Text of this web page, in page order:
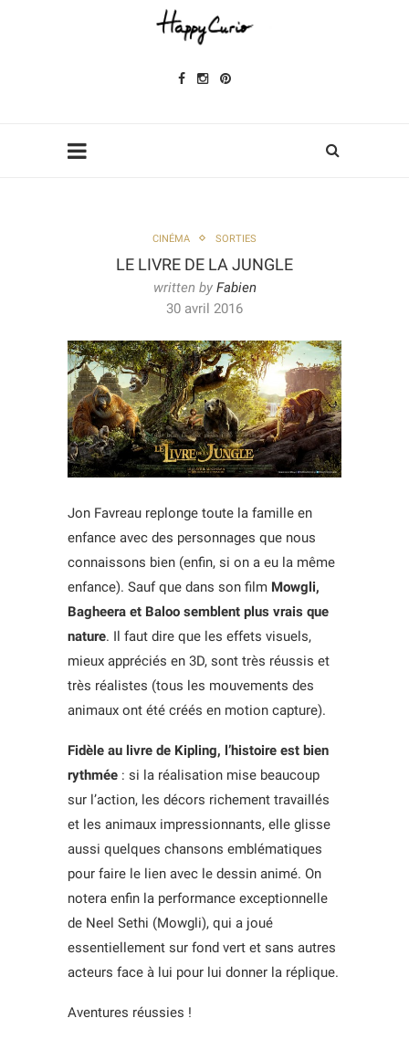
CINÉMA SORTIES
LE LIVRE DE LA JUNGLE
written by Fabien
30 avril 2016
Jon Favreau replonge toute la famille en
enfance avec des personnages que nous
connaissons bien (enfin, si on a eu la même
enfance). Sauf que dans son film Mowgli,
Bagheera et Baloo semblent plus vrais que
nature. Il faut dire que les effets visuels,
mieux appréciés en 3D, sont très réussis et
très réalistes (tous les mouvements des
animaux ont été créés en motion capture).
Fidèle au livre de Kipling, l’histoire est bien
rythmée : si la réalisation mise beaucoup
sur l’action, les décors richement travaillés
et les animaux impressionnants, elle glisse
aussi quelques chansons emblématiques
pour faire le lien avec le dessin animé. On
notera enfin la performance exceptionnelle
de Neel Sethi (Mowgli), qui a joué
essentiellement sur fond vert et sans autres
acteurs face à lui pour lui donner la réplique.
Aventures réussies !